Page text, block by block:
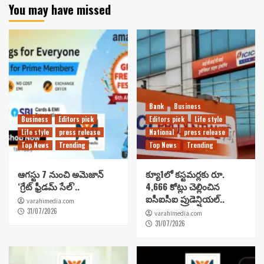
You may have missed
Business
Editors pick
Life style
press release
Top News
Trending
ఆగస్టు 7 నుంచి అమెజాన్
‘గ్రేట్ ఫ్రీడమ్ సేల్’..
varahimedia.com
31/07/2026
Bank
Business
Editors pick
Life style
National
press release
Top News
Trending
క్యూ1లో కస్టమర్లకు రూ.
4,666 కోట్లు చెల్లించిన
ఐసీఐసీఐ ప్రుడెన్షియల్..
varahimedia.com
31/07/2026